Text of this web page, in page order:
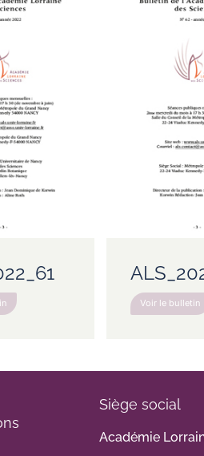
Voir le bulletin
Siège social
Académie